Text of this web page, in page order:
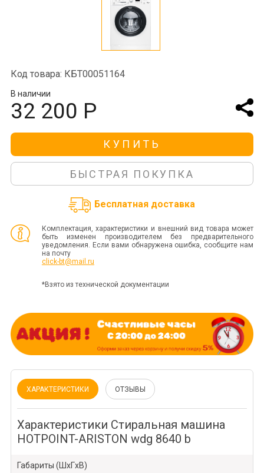
Код товара: КБТ00051164
В наличии
32 200 Р
КУПИТЬ
БЫСТРАЯ ПОКУПКА
Бесплатная доставка
Комплектация, характеристики и внешний вид товара может
быть изменен производителем без предварительного
уведомления. Если вами обнаружена ошибка, сообщите нам
на почту
click-bt@mail.ru
*Взято из технической документации
ХАРАКТЕРИСТИКИ ОТЗЫВЫ
Характеристики Стиральная машина
HOTPOINT-ARISTON wdg 8640 b
Габариты (ШxГxВ)